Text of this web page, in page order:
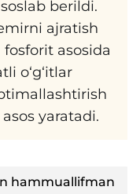
berildi.
ajratish
asosida
o‘g‘itlar
yaratadi.
hammuallifman